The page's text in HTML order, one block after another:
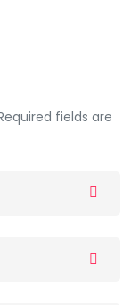
fields are